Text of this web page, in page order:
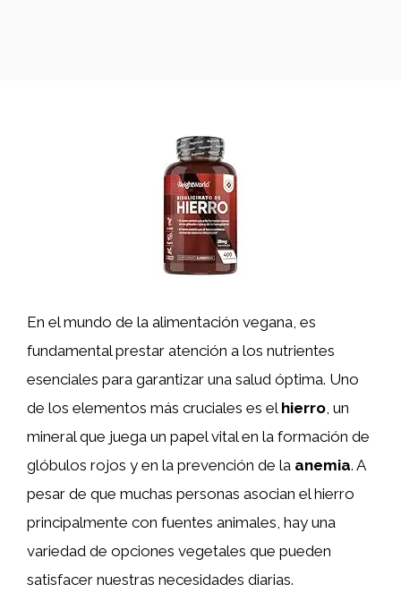
En el mundo de la alimentación vegana, es
fundamental prestar atención a los nutrientes
esenciales para garantizar una salud óptima. Uno
de los elementos más cruciales es el hierro, un
mineral que juega un papel vital en la formación de
glóbulos rojos y en la prevención de la anemia. A
pesar de que muchas personas asocian el hierro
principalmente con fuentes animales, hay una
variedad de opciones vegetales que pueden
satisfacer nuestras necesidades diarias.